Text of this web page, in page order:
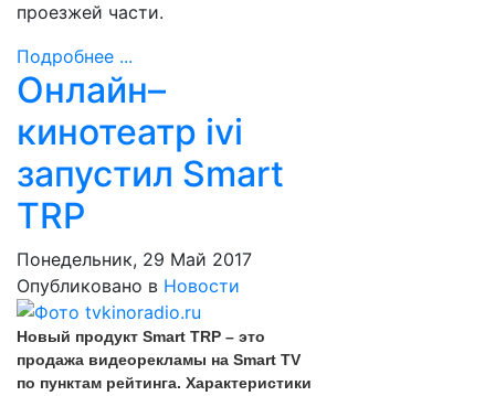
проезжей части.
Подробнее ...
Онлайн–
кинотеатр ivi
запустил Smart
TRP
Понедельник, 29 Май 2017
Опубликовано в Новости
Новый продукт Smart TRP – это
продажа видеорекламы на Smart TV
по пунктам рейтинга. Характеристики